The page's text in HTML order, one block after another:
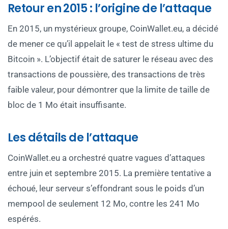
Retour en 2015 : l’origine de l’attaque
En 2015, un mystérieux groupe, CoinWallet.eu, a décidé
de mener ce qu’il appelait le « test de stress ultime du
Bitcoin ». L’objectif était de saturer le réseau avec des
transactions de poussière, des transactions de très
faible valeur, pour démontrer que la limite de taille de
bloc de 1 Mo était insuffisante.
Les détails de l’attaque
CoinWallet.eu a orchestré quatre vagues d’attaques
entre juin et septembre 2015. La première tentative a
échoué, leur serveur s’effondrant sous le poids d’un
mempool de seulement 12 Mo, contre les 241 Mo
espérés.